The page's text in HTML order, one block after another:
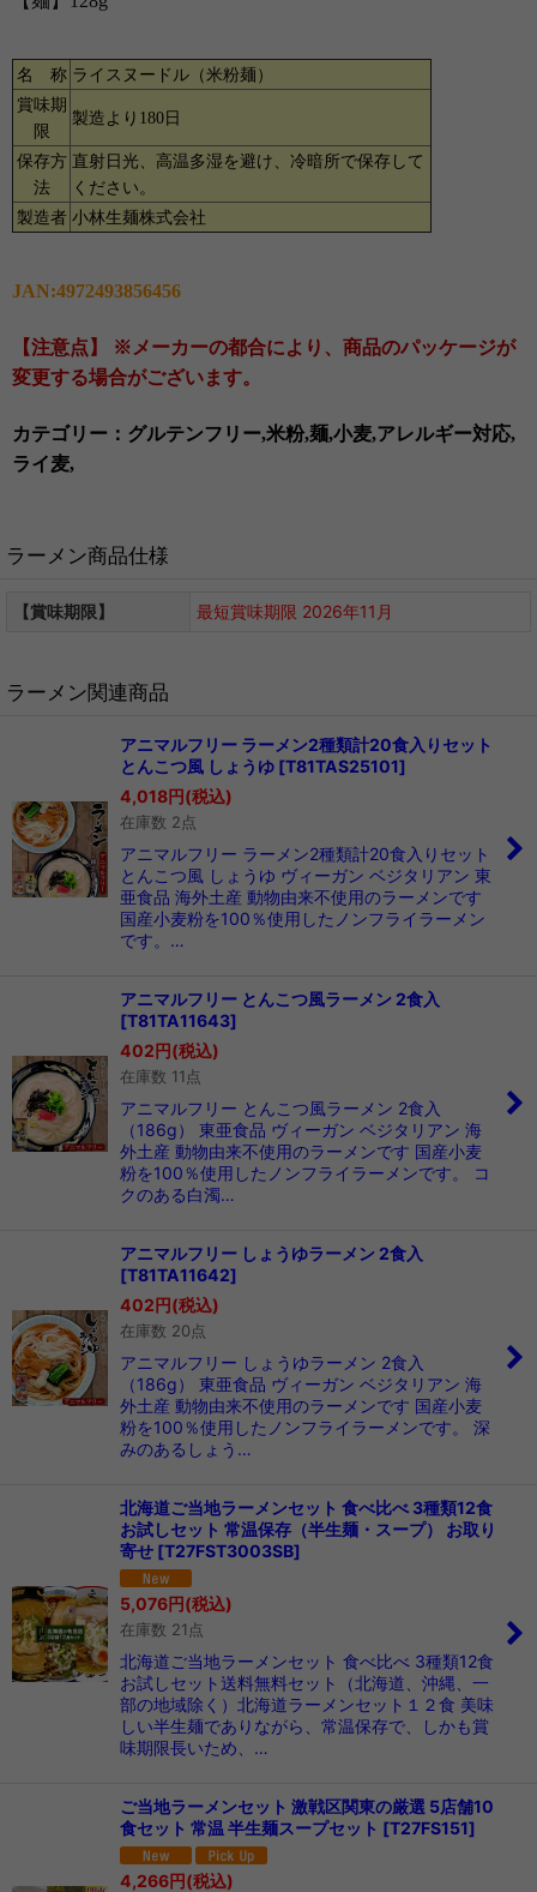
名 称 ライスヌードル（米粉麺）
賞味期
限
製造より180日
保存方
法
直射日光、高温多湿を避け、冷暗所で保存して
ください。
製造者 小林生麺株式会社
JAN:4972493856456
【注意点】 ※メーカーの都合により、商品のパッケージが
変更する場合がございます。
カテゴリー：グルテンフリー,米粉,麺,小麦,アレルギー対応,
ライ麦,
ラーメン商品仕様
【賞味期限】 最短賞味期限 2026年11月
ラーメン関連商品
アニマルフリー ラーメン2種類計20食入りセット
とんこつ風 しょうゆ [T81TAS25101]
4,018円(税込)
在庫数 2点
アニマルフリー ラーメン2種類計20食入りセット
とんこつ風 しょうゆ ヴィーガン ベジタリアン 東
亜食品 海外土産 動物由来不使用のラーメンです
国産小麦粉を100％使用したノンフライラーメン
です。…
アニマルフリー とんこつ風ラーメン 2食入
[T81TA11643]
402円(税込)
在庫数 11点
アニマルフリー とんこつ風ラーメン 2食入
（186g） 東亜食品 ヴィーガン ベジタリアン 海
外土産 動物由来不使用のラーメンです 国産小麦
粉を100％使用したノンフライラーメンです。 コ
クのある白濁…
アニマルフリー しょうゆラーメン 2食入
[T81TA11642]
402円(税込)
在庫数 20点
アニマルフリー しょうゆラーメン 2食入
（186g） 東亜食品 ヴィーガン ベジタリアン 海
外土産 動物由来不使用のラーメンです 国産小麦
粉を100％使用したノンフライラーメンです。 深
みのあるしょう…
北海道ご当地ラーメンセット 食べ比べ 3種類12食
お試しセット 常温保存（半生麺・スープ） お取り
寄せ [T27FST3003SB]
5,076円(税込)
在庫数 21点
北海道ご当地ラーメンセット 食べ比べ 3種類12食
お試しセット送料無料セット（北海道、沖縄、一
部の地域除く）北海道ラーメンセット１２食 美味
しい半生麺でありながら、常温保存で、しかも賞
味期限長いため、…
ご当地ラーメンセット 激戦区関東の厳選 5店舗10
食セット 常温 半生麺スープセット [T27FS151]
4,266円(税込)